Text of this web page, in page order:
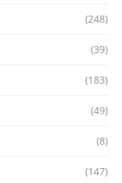
(248)
(39)
(183)
(49)
(8)
(147)